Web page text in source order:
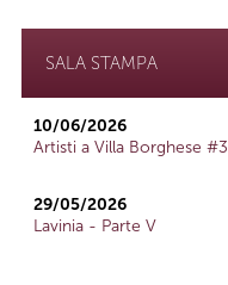
SALA STAMPA
10/06/2026
Artisti a Villa Borghese #3
29/05/2026
Lavinia - Parte V